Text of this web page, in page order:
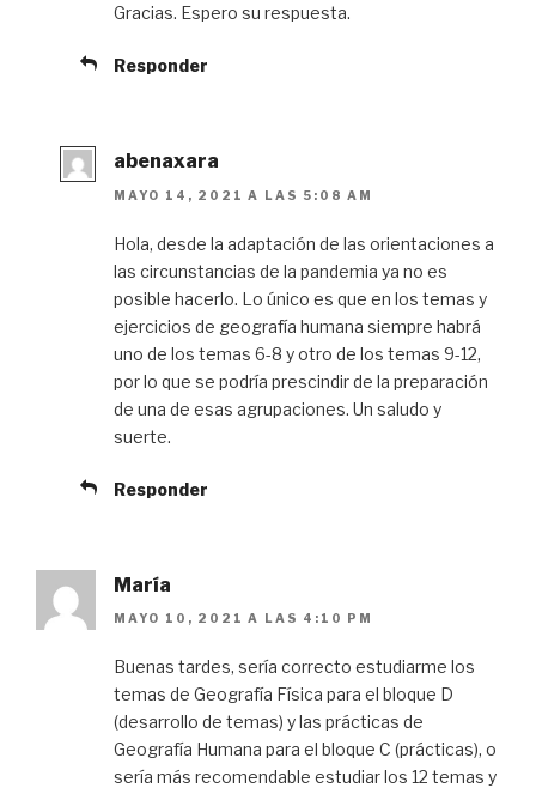
Gracias. Espero su respuesta.
Responder
abenaxara
MAYO 14, 2021 A LAS 5:08 AM
Hola, desde la adaptación de las orientaciones a
las circunstancias de la pandemia ya no es
posible hacerlo. Lo único es que en los temas y
ejercicios de geografía humana siempre habrá
uno de los temas 6-8 y otro de los temas 9-12,
por lo que se podría prescindir de la preparación
de una de esas agrupaciones. Un saludo y
suerte.
Responder
María
MAYO 10, 2021 A LAS 4:10 PM
Buenas tardes, sería correcto estudiarme los
temas de Geografía Física para el bloque D
(desarrollo de temas) y las prácticas de
Geografía Humana para el bloque C (prácticas), o
sería más recomendable estudiar los 12 temas y